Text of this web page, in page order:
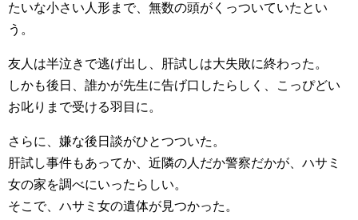
たいな小さい人形まで、無数の頭がくっついていたとい
う。
友人は半泣きで逃げ出し、肝試しは大失敗に終わった。
しかも後日、誰かが先生に告げ口したらしく、こっぴどい
お叱りまで受ける羽目に。
さらに、嫌な後日談がひとつついた。
肝試し事件もあってか、近隣の人だか警察だかが、ハサミ
女の家を調べにいったらしい。
そこで、ハサミ女の遺体が見つかった。